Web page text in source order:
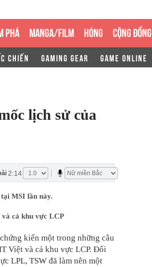
PHÁ MANGA/FILM HÓNG CỘNG ĐỒNG
CHIẾN GAMING GEAR GAME ONLINE
lịch sử của
2:14
MSI lần này.
cả khu vực LCP
kiến một trong những câu
Việt và cả khu vực LCP. Đối
LPL, TSW đã làm nên một